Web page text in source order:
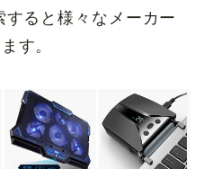
ると様々なメーカー
す。